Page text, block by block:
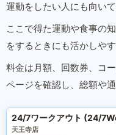
運動をしたい人にも向いて
ここで得た運動や食事の
をするときにも活かしやす
料金は月額、回数券、コ
ページを確認し、総額や
24/7ワークアウト (24/
天王寺店